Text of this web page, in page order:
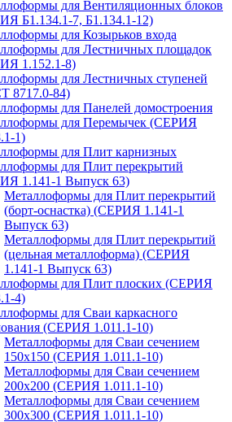
для Вентиляционных блоков
Б1.134.1-7, Б1.134.1-12)
для Козырьков входа
для Лестничных площадок
1.152.1-8)
для Лестничных ступеней
8717.0-84)
для Панелей домостроения
для Перемычек (СЕРИЯ
1)
для Плит карнизных
для Плит перекрытий
1.141-1 Выпуск 63)
Металлоформы для Плит перекрытий
(борт-оснастка) (СЕРИЯ 1.141-1
Выпуск 63)
Металлоформы для Плит перекрытий
(цельная металлоформа) (СЕРИЯ
1.141-1 Выпуск 63)
для Плит плоских (СЕРИЯ
4)
для Сваи каркасного
(СЕРИЯ 1.011.1-10)
Металлоформы для Сваи сечением
150х150 (СЕРИЯ 1.011.1-10)
Металлоформы для Сваи сечением
200х200 (СЕРИЯ 1.011.1-10)
Металлоформы для Сваи сечением
300х300 (СЕРИЯ 1.011.1-10)